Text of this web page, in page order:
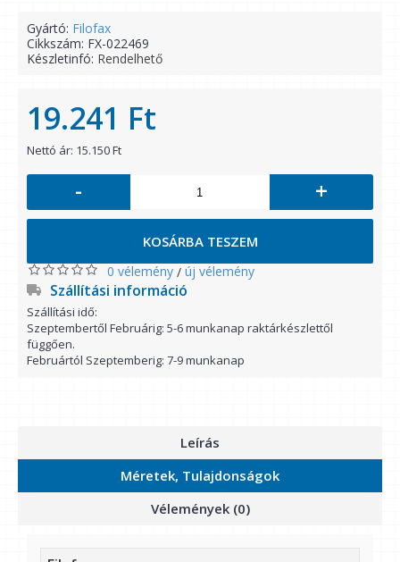
Gyártó: Filofax
Cikkszám: FX-022469
Készletinfó: Rendelhető
19.241 Ft
Nettó ár: 15.150 Ft
- +
KOSÁRBA TESZEM
0 vélemény / új vélemény
Szállítási információ
Szállítási idő:
Szeptembertől Februárig: 5-6 munkanap raktárkészlettől
függően.
Februártól Szeptemberig: 7-9 munkanap
Leírás
Méretek, Tulajdonságok
Vélemények (0)